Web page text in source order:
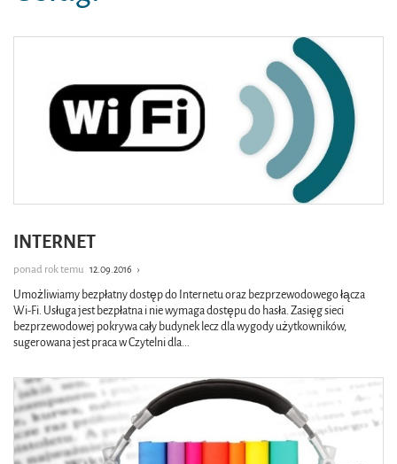
INTERNET
ponad rok temu 12.09.2016 ›
Umożliwiamy bezpłatny dostęp do Internetu oraz bezprzewodowego łącza
Wi-Fi. Usługa jest bezpłatna i nie wymaga dostępu do hasła. Zasięg sieci
bezprzewodowej pokrywa cały budynek lecz dla wygody użytkowników,
sugerowana jest praca w Czytelni dla...